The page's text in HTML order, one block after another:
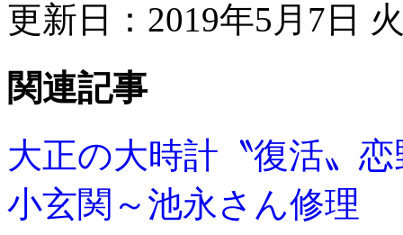
更新日：2019年5月7日
関連記事
大正の大時計〝復活〟恋
小玄関～池永さん修理